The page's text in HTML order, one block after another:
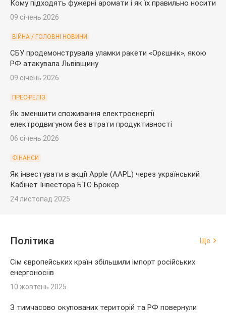
Кому підходять фужерні аромати і як їх правильно носити
09 січень 2026
ВІЙНА / ГОЛОВНІ НОВИНИ
СБУ продемонструвала уламки ракети «Орєшнік», якою
РФ атакувала Львівщину
09 січень 2026
ПРЕС-РЕЛІЗ
Як зменшити споживання електроенергії
електродвигуном без втрати продуктивності
06 січень 2026
ФІНАНСИ
Як інвестувати в акції Apple (AAPL) через український
Кабінет Інвестора БТС Брокер
24 листопад 2025
Політика Ще
Сім європейських країн збільшили імпорт російських
енергоносіїв
10 жовтень 2025
З тимчасово окупованих територій та РФ повернули